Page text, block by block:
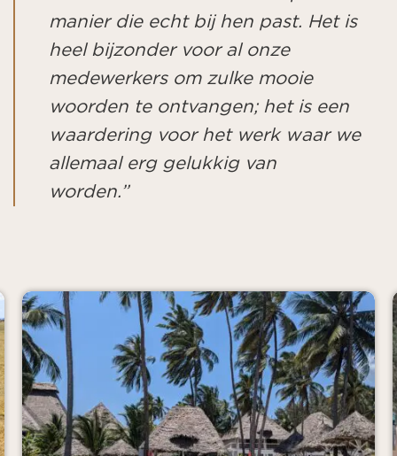
manier die echt bij hen past. Het is
heel bijzonder voor al onze
medewerkers om zulke mooie
woorden te ontvangen; het is een
waardering voor het werk waar we
allemaal erg gelukkig van
worden.”